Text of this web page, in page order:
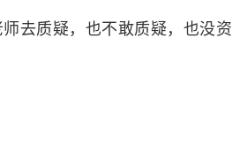
去质疑，也不敢质疑，也没资